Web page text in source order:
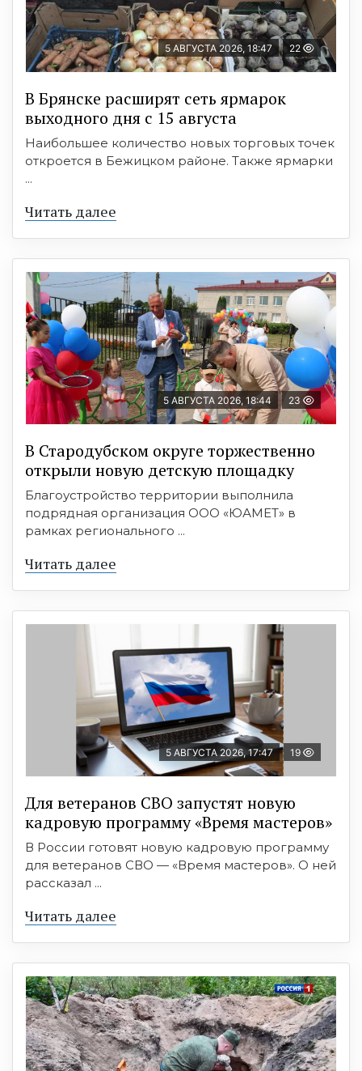
5 АВГУСТА 2026, 18:47 22
В Брянске расширят сеть ярмарок
выходного дня с 15 августа
Наибольшее количество новых торговых точек
откроется в Бежицком районе. Также ярмарки
...
Читать далее
5 АВГУСТА 2026, 18:44 23
В Стародубском округе торжественно
открыли новую детскую площадку
Благоустройство территории выполнила
подрядная организация ООО «ЮАМЕТ» в
рамках регионального ...
Читать далее
5 АВГУСТА 2026, 17:47 19
Для ветеранов СВО запустят новую
кадровую программу «Время мастеров»
В России готовят новую кадровую программу
для ветеранов СВО — «Время мастеров». О ней
рассказал ...
Читать далее